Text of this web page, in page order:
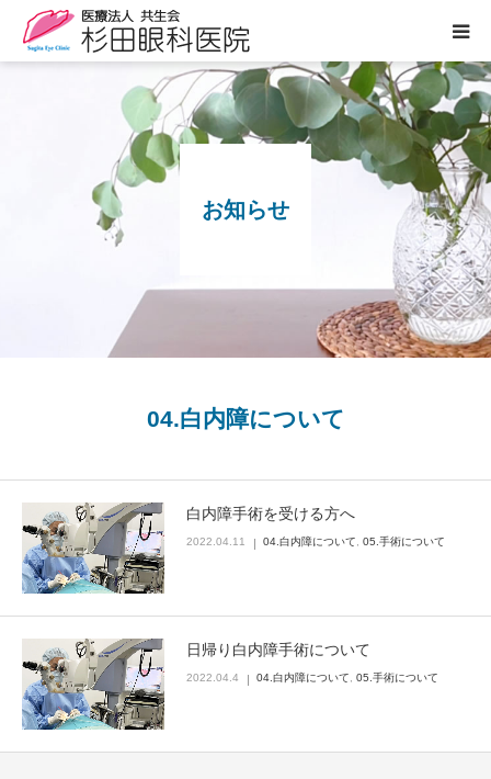
お知らせ
04.白内障について
白内障手術を受ける方へ
2022.04.11 04.白内障について 05.手術について
日帰り白内障手術について
2022.04.4 04.白内障について 05.手術について
医院案内
診療のご案内
ぶどう膜炎専門外来
眼の病気